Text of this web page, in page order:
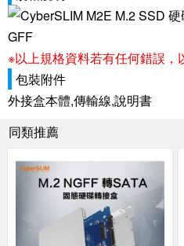
※以上規格資料若有任何錯誤，
包裝附件
外接盒本體,傳輸線,說明書
同類推薦